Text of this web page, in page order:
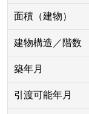
面積（建物）
建物構造／階数
築年月
引渡可能年月